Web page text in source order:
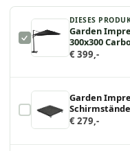
DIESES
Garden
300x300
€ 399,-
Garden
€ 279,-